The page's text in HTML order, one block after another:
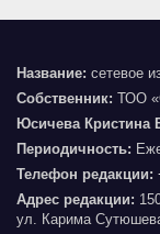
Название: сетевое
Собственник: ТОО
Юсичева Кристина
Периодичность:
Телефон редакции:
Адрес редакции:
ул. Карима